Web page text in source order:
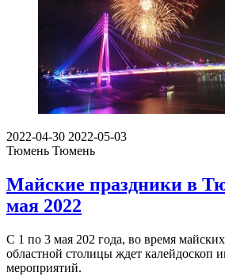
2022-04-30 2022-05-03
Тюмень Тюмень
Майские праздники в
мая 2022
С 1 по 3 мая 202 года, во время
областной столицы ждет калейдоскоп
мероприятий.